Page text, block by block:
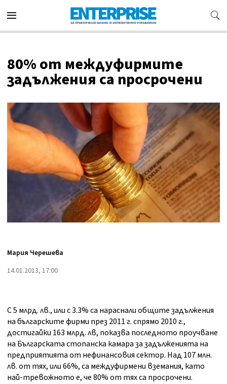
80% от междуфирмите
задължения са просрочени
Мария Черешева
14.01.2013, 17:00
С 5 млрд. лв., или с 3.3% са нараснали общите задължения
на българските фирми през 2011 г. спрямо 2010 г.,
достигайки 163 млрд. лв, показва последното проучване
на Българската стопанска камара за задълженията на
предприятията от нефинансовия сектор. Над 107 млн.
лв. от тях, или 66%, са междуфирмени вземания, като
най-тревожното е, че 80% от тях са просрочени.